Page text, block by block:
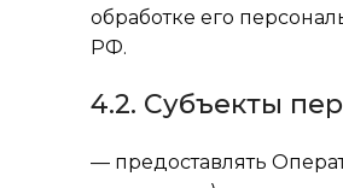
обработке его
РФ.
4.2. Субъекты
— предоставлять